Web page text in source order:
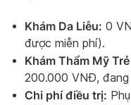
Khám Da Liễu: 0
được miễn phí).
Khám Thẩm Mỹ
200.000 VNĐ,
Chi phí điều trị: